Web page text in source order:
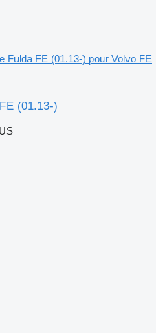
Fulda FE (01.13-) pour Volvo FE
(01.13-)